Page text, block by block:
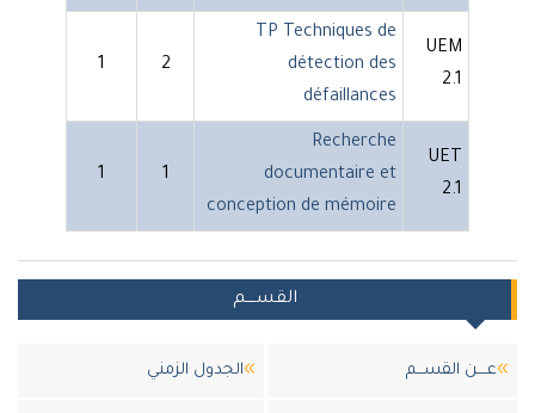
UEM
2.1
TP Techniques de
détection des
défaillances
2
1
UET
2.1
Recherche
documentaire et
conception de mémoire
1
1
القســــم
عــــن القســـم الجدول الزمني